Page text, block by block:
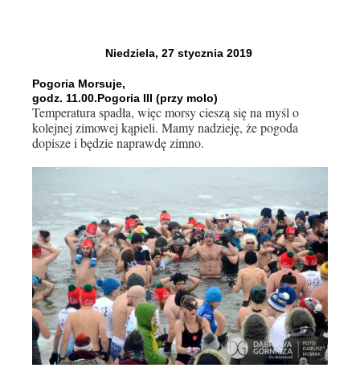
Niedziela, 27 stycznia 2019
Pogoria Morsuje,
godz. 11.00.Pogoria III (przy molo)
Temperatura spadła, więc morsy cieszą się na myśl o
kolejnej zimowej kąpieli. Mamy nadzieję, że pogoda
dopisze i będzie naprawdę zimno.